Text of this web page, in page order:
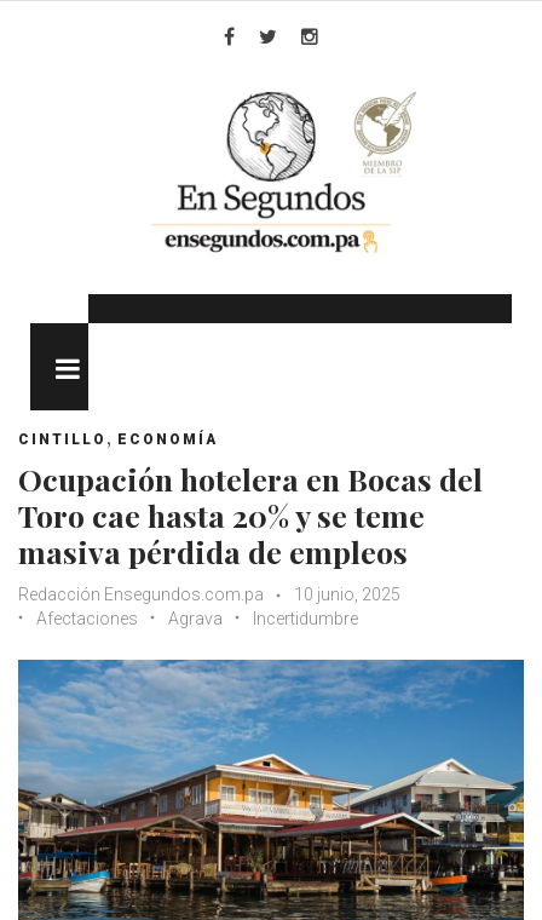
CINTILLO , ECONOMÍA
Ocupación hotelera en Bocas del
Toro cae hasta 20% y se teme
masiva pérdida de empleos
Redacción Ensegundos.com.pa
10 junio, 2025
Afectaciones
Agrava Incertidumbre